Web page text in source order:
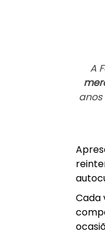
A
Cada